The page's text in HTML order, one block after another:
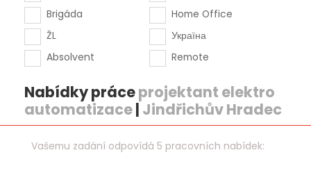
Brigáda
ŽL
Absolvent
Home Office
Україна
Remote
Nabídky práceprojektant elektro
automatizace| Jindřichův Hradec
Vašemu zadání odpovídá 5 pracovních nabídek: